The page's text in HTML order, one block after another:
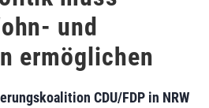
und
ermöglichen
CDU/FDP in NRW